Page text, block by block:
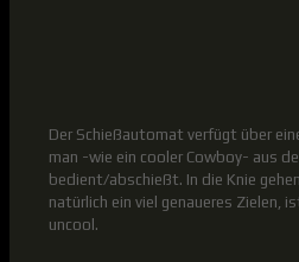
Der Schießautomat verfügt über
man -wie ein cooler Cowboy- aus
bedient/abschießt. In die Knie
natürlich ein viel genaueres Zielen,
uncool.